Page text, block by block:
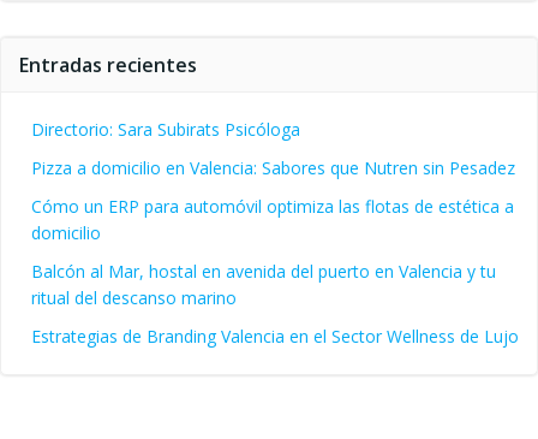
Entradas recientes
Directorio: Sara Subirats Psicóloga
Pizza a domicilio en Valencia: Sabores que Nutren sin Pesadez
Cómo un ERP para automóvil optimiza las flotas de estética a
domicilio
Balcón al Mar, hostal en avenida del puerto en Valencia y tu
ritual del descanso marino
Estrategias de Branding Valencia en el Sector Wellness de Lujo